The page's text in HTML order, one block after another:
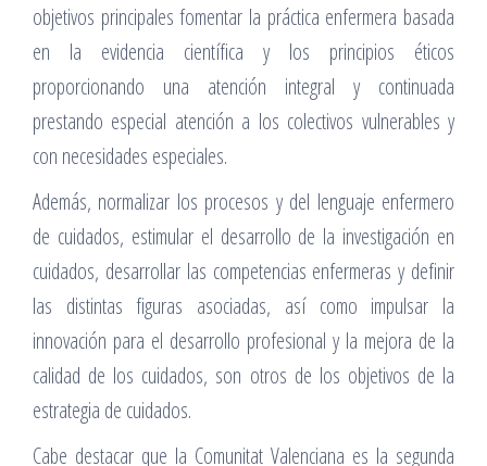
objetivos principales fomentar la práctica enfermera basada
en la evidencia científica y los principios éticos
proporcionando una atención integral y continuada
prestando especial atención a los colectivos vulnerables y
con necesidades especiales.
Además, normalizar los procesos y del lenguaje enfermero
de cuidados, estimular el desarrollo de la investigación en
cuidados, desarrollar las competencias enfermeras y definir
las distintas figuras asociadas, así como impulsar la
innovación para el desarrollo profesional y la mejora de la
calidad de los cuidados, son otros de los objetivos de la
estrategia de cuidados.
Cabe destacar que la Comunitat Valenciana es la segunda